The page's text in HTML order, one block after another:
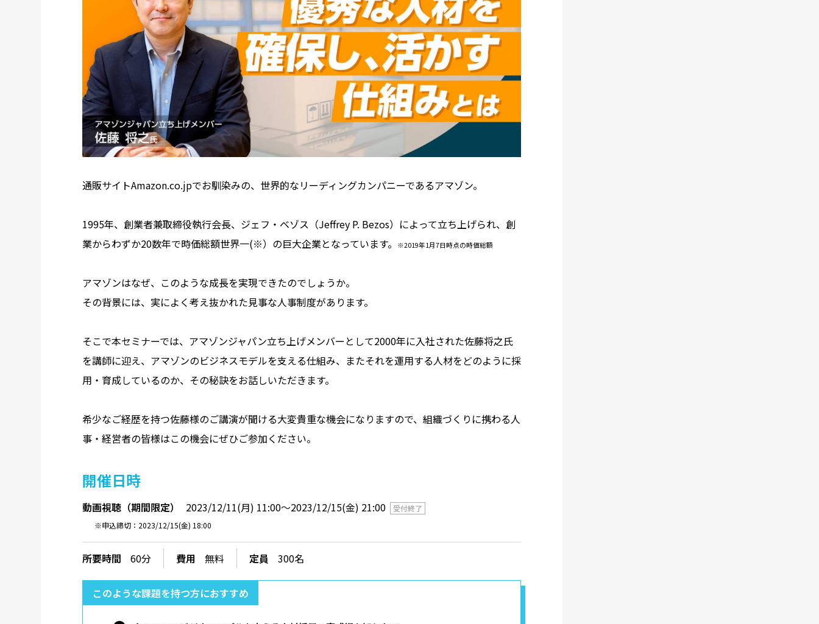
通販サイトAmazon.co.jpでお馴染みの、世界的なリーディングカンパニーであるアマゾン。
1995年、創業者兼取締役執行会長、ジェフ・ベゾス（Jeffrey P. Bezos）によって立ち上げられ、創
業からわずか20数年で時価総額世界一(※）の巨大企業となっています。
※2019年1月7日時点の時価総額
アマゾンはなぜ、このような成長を実現できたのでしょうか。
その背景には、実によく考え抜かれた見事な人事制度があります。
そこで本セミナーでは、アマゾンジャパン立ち上げメンバーとして2000年に入社された佐藤将之氏
を講師に迎え、アマゾンのビジネスモデルを支える仕組み、またそれを運用する人材をどのように採
用・育成しているのか、その秘訣をお話しいただきます。
希少なご経歴を持つ佐藤様のご講演が聞ける大変貴重な機会になりますので、組織づくりに携わる人
事・経営者の皆様はこの機会にぜひご参加ください。
開催日時
動画視聴（期間限定） 2023/12/11(月) 11:00〜2023/12/15(金) 21:00
受付終了
※申込締切：2023/12/15(金) 18:00
所要時間 60分 費用 無料 定員 300名
このような課題を持つ方におすすめ